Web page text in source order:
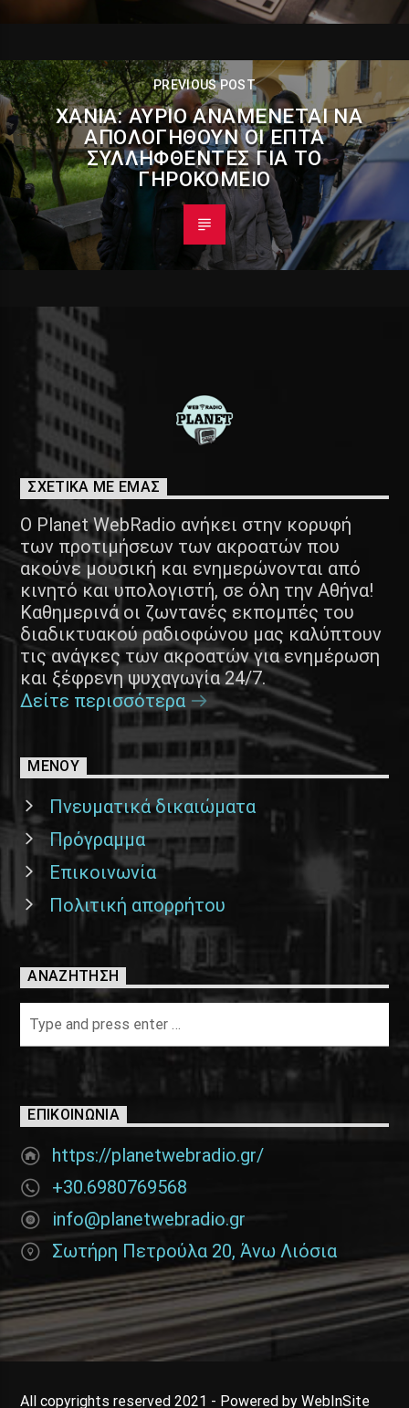
PREVIOUS POST
ΧΑΝΙΆ: ΑΎΡΙΟ ΑΝΑΜΈΝΕΤΑΙ ΝΑ
ΑΠΟΛΟΓΗΘΟΎΝ ΟΙ ΕΠΤΆ
ΣΥΛΛΗΦΘΈΝΤΕΣ ΓΙΑ ΤΟ
ΓΗΡΟΚΟΜΕΊΟ
ΣΧΕΤΙΚΑ ΜΕ ΕΜΑΣ
Ο Planet WebRadio ανήκει στην κορυφή
των προτιμήσεων των ακροατών που
ακούνε μουσική και ενημερώνονται από
κινητό και υπολογιστή, σε όλη την Αθήνα!
Καθημερινά οι ζωντανές εκπομπές του
διαδικτυακού ραδιοφώνου μας καλύπτουν
τις ανάγκες των ακροατών για ενημέρωση
και ξέφρενη ψυχαγωγία 24/7.
Δείτε περισσότερα
ΜΕΝΟΥ
Πνευματικά δικαιώματα
Πρόγραμμα
Επικοινωνία
Πολιτική απορρήτου
ΑΝΑΖΉΤΗΣΗ
ΕΠΙΚΟΙΝΩΝΊΑ
https://planetwebradio.gr/
+30.6980769568
info@planetwebradio.gr
Σωτήρη Πετρούλα 20, Άνω Λιόσια
All copyrights reserved 2021 - Powered by WebInSite